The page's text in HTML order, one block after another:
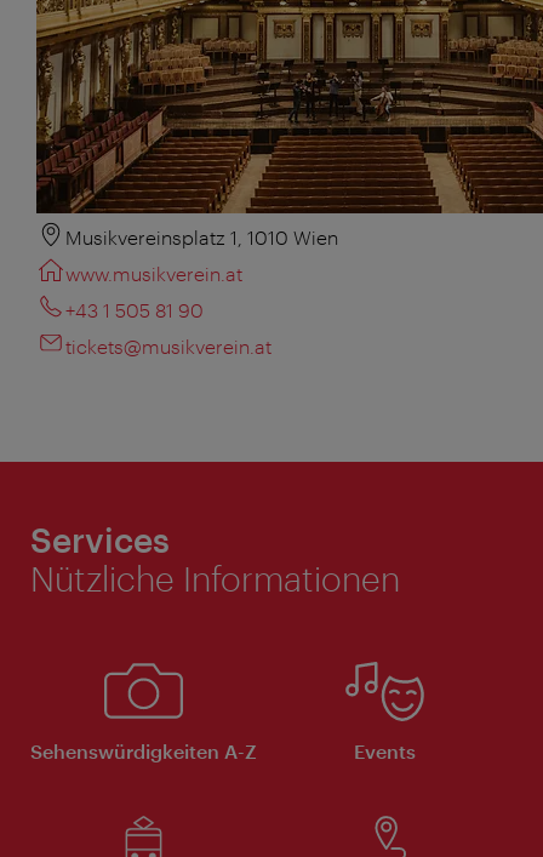
Musikvereinsplatz 1, 1010 Wien
www.musikverein.at
+43 1 505 81 90
tickets@musikverein.at
Services
Nützliche Informationen
Sehenswürdigkeiten A-Z Events